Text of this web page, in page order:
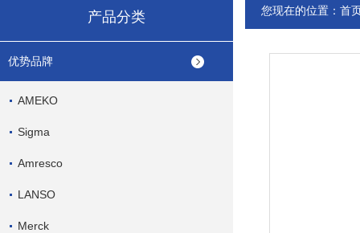
产品分类
优势品牌
AMEKO
Sigma
Amresco
LANSO
Merck
您现在的位置： 首